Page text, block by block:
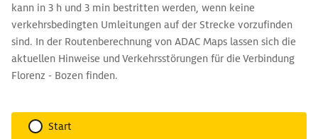
kann in 3 h und 3 min bestritten werden, wenn keine
verkehrsbedingten Umleitungen auf der Strecke vorzufinden
sind. In der Routenberechnung von ADAC Maps lassen sich die
aktuellen Hinweise und Verkehrsstörungen für die Verbindung
Florenz - Bozen finden.
Start